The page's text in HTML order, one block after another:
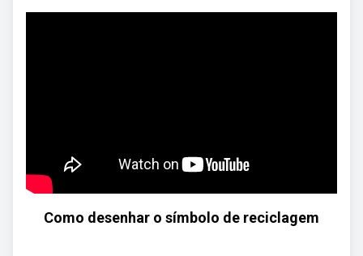
Como desenhar o símbolo de reciclagem